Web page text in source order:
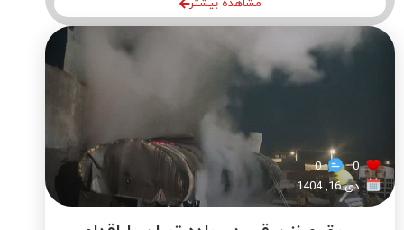
مشاهده بیشتر
0
0
دی 16, 1404